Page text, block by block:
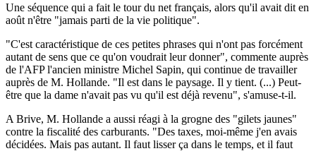
Une séquence qui a fait le tour du net français, alors qu'il avait dit en
août n'être "jamais parti de la vie politique".
"C'est caractéristique de ces petites phrases qui n'ont pas forcément
autant de sens que ce qu'on voudrait leur donner", commente auprès
de l'AFP l'ancien ministre Michel Sapin, qui continue de travailler
auprès de M. Hollande. "Il est dans le paysage. Il y tient. (...) Peut-
être que la dame n'avait pas vu qu'il est déjà revenu", s'amuse-t-il.
A Brive, M. Hollande a aussi réagi à la grogne des "gilets jaunes"
contre la fiscalité des carburants. "Des taxes, moi-même j'en avais
décidées. Mais pas autant. Il faut lisser ça dans le temps, et il faut